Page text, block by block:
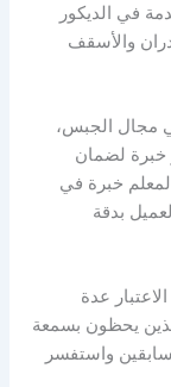
في الديكور
والأسقف
مجال الجبس،
خبرة لضمان
خبرة في
بدقة
عدة
يحظون بسمعة
واستفسر